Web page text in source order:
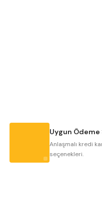
Uygun
Anlaşmalı kredi
seçenekleri.